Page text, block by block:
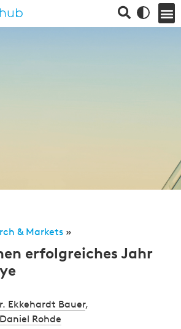
& Markets »
erfolgreiches Jahr
Ekkehardt Bauer,
Daniel Rohde